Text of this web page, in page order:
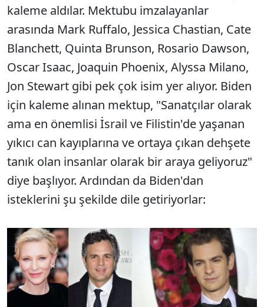
kaleme aldılar. Mektubu imzalayanlar
arasında Mark Ruffalo, Jessica Chastian, Cate
Blanchett, Quinta Brunson, Rosario Dawson,
Oscar Isaac, Joaquin Phoenix, Alyssa Milano,
Jon Stewart gibi pek çok isim yer alıyor. Biden
için kaleme alınan mektup, "Sanatçılar olarak
ama en önemlisi İsrail ve Filistin'de yaşanan
yıkıcı can kayıplarına ve ortaya çıkan dehşete
tanık olan insanlar olarak bir araya geliyoruz"
diye başlıyor. Ardından da Biden'dan
isteklerini şu şekilde dile getiriyorlar: